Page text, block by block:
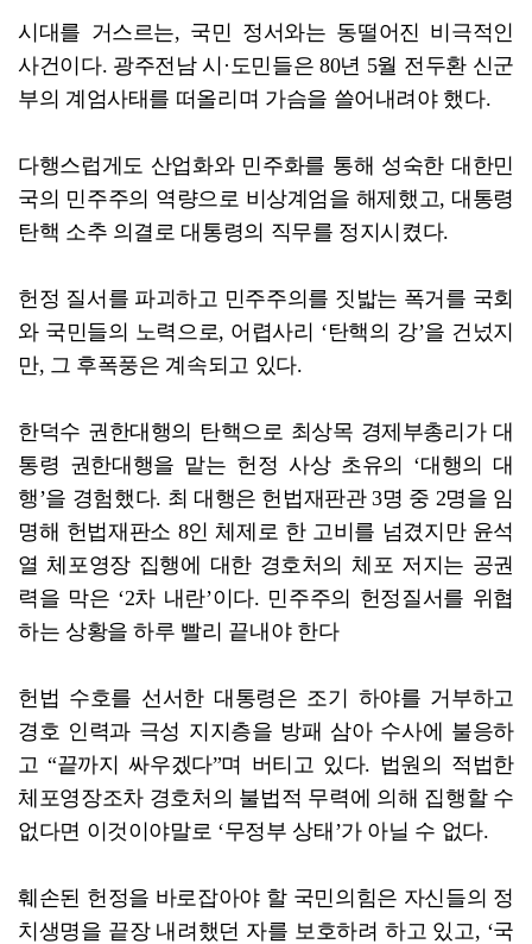
시대를 거스르는, 국민 정서와는 동떨어진 비극적인
사건이다. 광주전남 시·도민들은 80년 5월 전두환 신군
부의 계엄사태를 떠올리며 가슴을 쓸어내려야 했다.
다행스럽게도 산업화와 민주화를 통해 성숙한 대한민
국의 민주주의 역량으로 비상계엄을 해제했고, 대통령
탄핵 소추 의결로 대통령의 직무를 정지시켰다.
헌정 질서를 파괴하고 민주주의를 짓밟는 폭거를 국회
와 국민들의 노력으로, 어렵사리 ‘탄핵의 강’을 건넜지
만, 그 후폭풍은 계속되고 있다.
한덕수 권한대행의 탄핵으로 최상목 경제부총리가 대
통령 권한대행을 맡는 헌정 사상 초유의 ‘대행의 대
행’을 경험했다. 최 대행은 헌법재판관 3명 중 2명을 임
명해 헌법재판소 8인 체제로 한 고비를 넘겼지만 윤석
열 체포영장 집행에 대한 경호처의 체포 저지는 공권
력을 막은 ‘2차 내란’이다. 민주주의 헌정질서를 위협
하는 상황을 하루 빨리 끝내야 한다
헌법 수호를 선서한 대통령은 조기 하야를 거부하고
경호 인력과 극성 지지층을 방패 삼아 수사에 불응하
고 “끝까지 싸우겠다”며 버티고 있다. 법원의 적법한
체포영장조차 경호처의 불법적 무력에 의해 집행할 수
없다면 이것이야말로 ‘무정부 상태’가 아닐 수 없다.
훼손된 헌정을 바로잡아야 할 국민의힘은 자신들의 정
치생명을 끝장 내려했던 자를 보호하려 하고 있고, ‘국